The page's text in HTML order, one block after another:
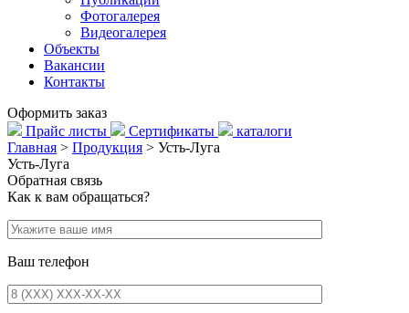
Фотогалерея
Видеогалерея
Объекты
Вакансии
Контакты
Оформить заказ
Прайс листы
Сертификаты
каталоги
Главная > Продукция > Усть-Луга
Усть-Луга
Обратная связь
Как к вам обращаться?
Ваш телефон